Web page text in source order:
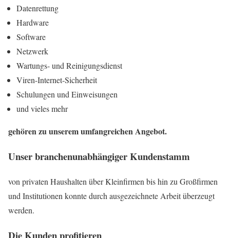
Datenrettung
Hardware
Software
Netzwerk
Wartungs- und Reinigungsdienst
Viren-Internet-Sicherheit
Schulungen und Einweisungen
und vieles mehr
gehören zu unserem umfangreichen Angebot.
Unser branchenunabhängiger Kundenstamm
von privaten Haushalten über Kleinfirmen bis hin zu Großfirmen
und Institutionen konnte durch ausgezeichnete Arbeit überzeugt
werden.
Die Kunden profitieren